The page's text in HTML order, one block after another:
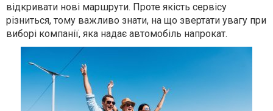
відкривати нові маршрути. Проте якість сервісу
різниться, тому важливо знати, на що звертати увагу при
виборі компанії, яка надає автомобіль напрокат.